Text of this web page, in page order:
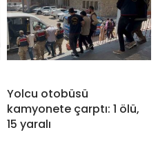
Yolcu otobüsü
kamyonete çarptı: 1 ölü,
15 yaralı